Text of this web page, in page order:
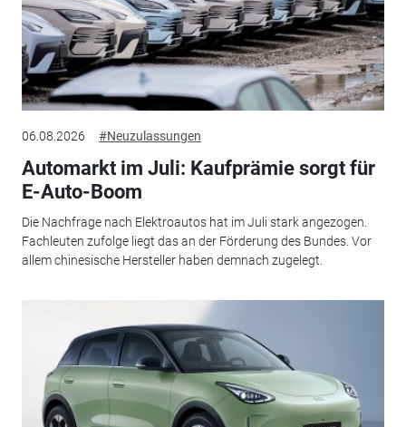
06.08.2026 #Neuzulassungen
Automarkt im Juli: Kaufprämie sorgt für
E-Auto-Boom
Die Nachfrage nach Elektroautos hat im Juli stark angezogen.
Fachleuten zufolge liegt das an der Förderung des Bundes. Vor
allem chinesische Hersteller haben demnach zugelegt.